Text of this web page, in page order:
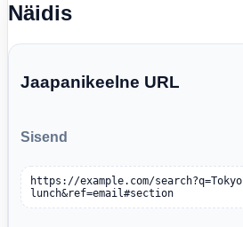
Näidis
Jaapanikeelne URL
Sisend
https://example.com/search?q=Tokyo
lunch&ref=email#section